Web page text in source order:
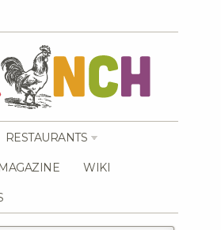
RESTAURANTS
MAGAZINE WIKI